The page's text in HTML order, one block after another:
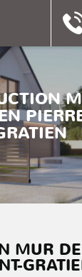
MUR